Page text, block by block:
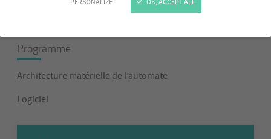
Programme
Architecture matérielle de l’automate
Logiciel